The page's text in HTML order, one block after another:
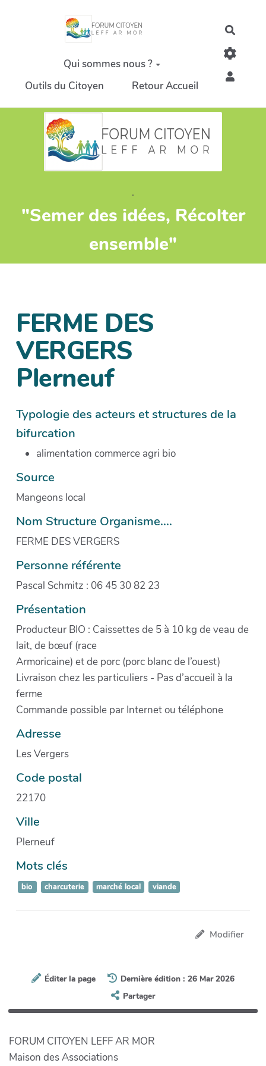
Aller au contenu principal
Qui sommes nous ?
Outils du Citoyen
Retour Accueil
.
"Semer des idées, Récolter
ensemble"
FERME DES
VERGERS
Plerneuf
Typologie des acteurs et structures de la
bifurcation
alimentation commerce agri bio
Source
Mangeons local
Nom Structure Organisme....
FERME DES VERGERS
Personne référente
Pascal Schmitz : 06 45 30 82 23
Présentation
Producteur BIO : Caissettes de 5 à 10 kg de veau de
lait, de bœuf (race
Armoricaine) et de porc (porc blanc de l’ouest)
Livraison chez les particuliers - Pas d’accueil à la
ferme
Commande possible par Internet ou téléphone
Adresse
Les Vergers
Code postal
22170
Ville
Plerneuf
Mots clés
bio charcuterie marché local viande
Modifier
Éditer la page
Dernière édition : 26 Mar 2026
Partager
FORUM CITOYEN LEFF AR MOR
Maison des Associations